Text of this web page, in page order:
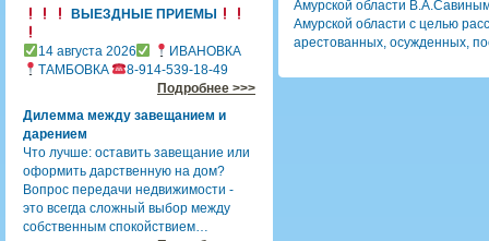
ВЫЕЗДНЫЕ ПРИЕМЫ
14 августа 2026
ИВАНОВКА
ТАМБОВКА
8-914-539-18-49
Подробнее >>>
Дилемма между завещанием и
дарением
Что лучше: оставить завещание или
оформить дарственную на дом?
Вопрос передачи недвижимости -
это всегда сложный выбор между
собственным спокойствием…
Амурской области
Амурской области с целью
арестованных, осужденных,